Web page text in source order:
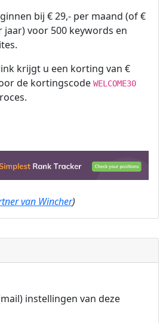
bij € 29,- per maand (of €
jaar) voor 500 keywords en
krijgt u een korting van €
de kortingscode WELCOME30
van Wincher)
instellingen van deze